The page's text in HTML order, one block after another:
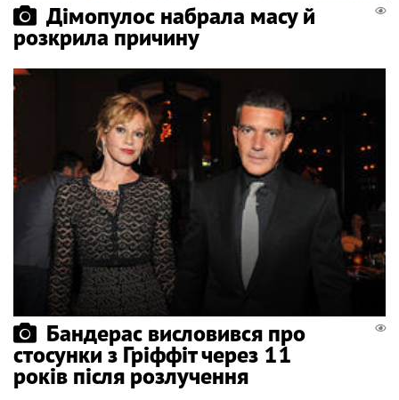
Дімопулос набрала масу й
розкрила причину
Бандерас висловився про
стосунки з Гріффіт через 11
років після розлучення